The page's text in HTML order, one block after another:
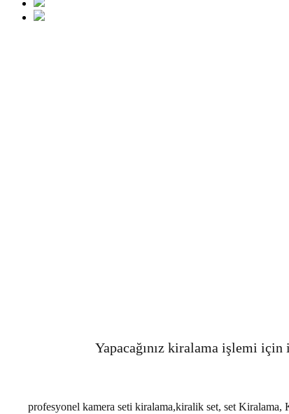
Yapacağınız kiralama işlemi
profesyonel kamera seti kiralama,kiralik set, set